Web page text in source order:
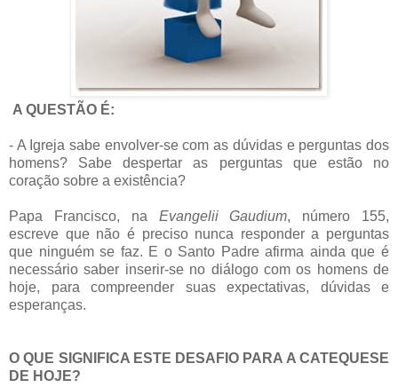
A QUESTÃO É:
- A Igreja sabe envolver-se com as dúvidas e perguntas dos
homens? Sabe despertar as perguntas que estão no
coração sobre a existência?
Papa Francisco, na Evangelii Gaudium, número 155,
escreve que não é preciso nunca responder a perguntas
que ninguém se faz. E o Santo Padre afirma ainda que é
necessário saber inserir-se no diálogo com os homens de
hoje, para compreender suas expectativas, dúvidas e
esperanças.
O QUE SIGNIFICA ESTE DESAFIO PARA A CATEQUESE
DE HOJE?